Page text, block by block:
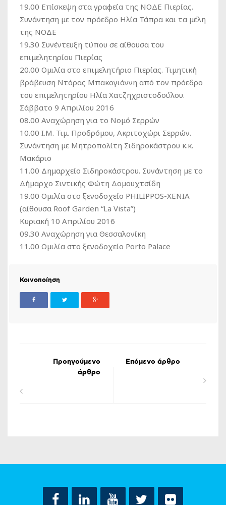
19.00 Επίσκεψη στα γραφεία της ΝΟΔΕ Πιερίας.
Συνάντηση με τον πρόεδρο Ηλία Τάπρα και τα μέλη
της ΝΟΔΕ
19.30 Συνέντευξη τύπου σε αίθουσα του
επιμελητηρίου Πιερίας
20.00 Ομιλία στο επιμελητήριο Πιερίας. Τιμητική
βράβευση Ντόρας Μπακογιάννη από τον πρόεδρο
του επιμελητηρίου Ηλία Χατζηχριστοδούλου.
Σάββατο 9 Απριλίου 2016
08.00 Αναχώρηση για το Νομό Σερρών
10.00 Ι.Μ. Τιμ. Προδρόμου, Ακριτοχώρι Σερρών.
Συνάντηση με Μητροπολίτη Σιδηροκάστρου κ.κ.
Μακάριο
11.00 Δημαρχείο Σιδηροκάστρου. Συνάντηση με το
Δήμαρχο Σιντικής Φώτη Δομουχτσίδη
19.00 Ομιλία στο ξενοδοχείο PHILIPPOS-XENIA
(αίθουσα Roof Garden “La Vista”)
Κυριακή 10 Απριλίου 2016
09.30 Αναχώρηση για Θεσσαλονίκη
11.00 Ομιλία στο ξενοδοχείο Porto Palace
Κοινοποίηση
Προηγούμενο
άρθρο
Επόμενο άρθρο